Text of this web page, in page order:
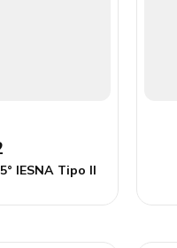
IESNA Tipo II